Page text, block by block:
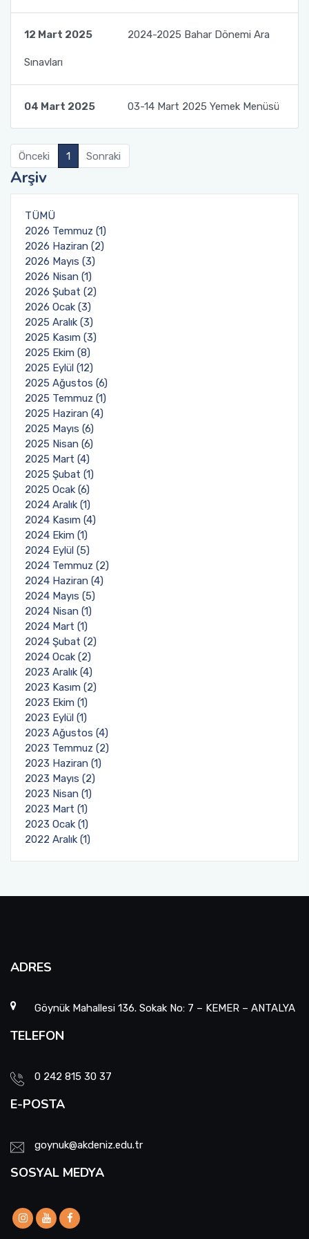
12 Mart 2025 2024-2025 Bahar Dönemi Ara
Sınavları
04 Mart 2025 03-14 Mart 2025 Yemek Menüsü
Önceki 1 Sonraki
Arşiv
TÜMÜ
2026 Temmuz (1)
2026 Haziran (2)
2026 Mayıs (3)
2026 Nisan (1)
2026 Şubat (2)
2026 Ocak (3)
2025 Aralık (3)
2025 Kasım (3)
2025 Ekim (8)
2025 Eylül (12)
2025 Ağustos (6)
2025 Temmuz (1)
2025 Haziran (4)
2025 Mayıs (6)
2025 Nisan (6)
2025 Mart (4)
2025 Şubat (1)
2025 Ocak (6)
2024 Aralık (1)
2024 Kasım (4)
2024 Ekim (1)
2024 Eylül (5)
2024 Temmuz (2)
2024 Haziran (4)
2024 Mayıs (5)
2024 Nisan (1)
2024 Mart (1)
2024 Şubat (2)
2024 Ocak (2)
2023 Aralık (4)
2023 Kasım (2)
2023 Ekim (1)
2023 Eylül (1)
2023 Ağustos (4)
2023 Temmuz (2)
2023 Haziran (1)
2023 Mayıs (2)
2023 Nisan (1)
2023 Mart (1)
2023 Ocak (1)
2022 Aralık (1)
ADRES
Göynük Mahallesi 136. Sokak No: 7 – KEMER – ANTALYA
TELEFON
0 242 815 30 37
E-POSTA
goynuk@akdeniz.edu.tr
SOSYAL MEDYA
Sınav Kuralları
Öğrenci El Kitabı
Geri Bildirimlere Yönelik İyileştirmeler
Uygulama ve Ödev Değerlendirme Kriterleri